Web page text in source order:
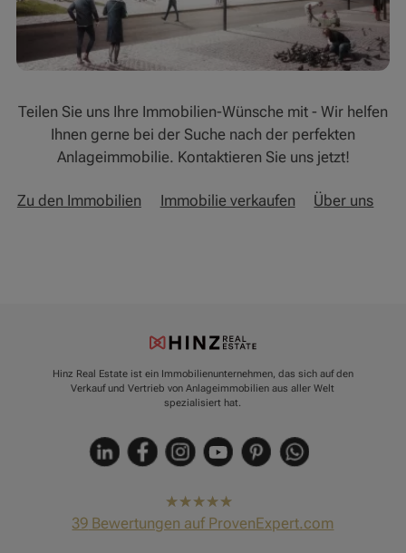
Teilen Sie uns Ihre Immobilien-Wünsche mit - Wir helfen
Ihnen gerne bei der Suche nach der perfekten
Anlageimmobilie. Kontaktieren Sie uns jetzt!
Zu den Immobilien Immobilie verkaufen Über uns
Hinz Real Estate ist ein Immobilienunternehmen, das sich auf den
Verkauf und Vertrieb von Anlageimmobilien aus aller Welt
spezialisiert hat.
hat4,91
von5
39 Bewertungen auf ProvenExpert.com